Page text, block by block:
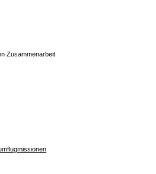
Zusammenarbeit